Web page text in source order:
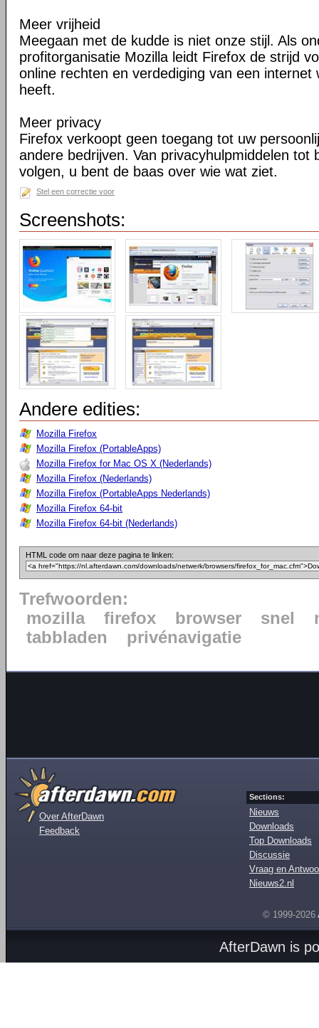
Meer vrijheid
Meegaan met de kudde is niet onze stijl. Als
profitorganisatie Mozilla leidt Firefox de strijd
online rechten en verdediging van een internet
heeft.
Meer privacy
Firefox verkoopt geen toegang tot uw
andere bedrijven. Van privacyhulpmiddelen tot
volgen, u bent de baas over wie wat ziet.
Stel een correctie voor
Screenshots:
Andere edities:
Mozilla Firefox
Mozilla Firefox (PortableApps)
Mozilla Firefox for Mac OS X (Nederlands)
Mozilla Firefox (Nederlands)
Mozilla Firefox (PortableApps Nederlands)
Mozilla Firefox 64-bit
Mozilla Firefox 64-bit (Nederlands)
HTML code om naar deze pagina te linken:
Trefwoorden:
mozilla
firefox browser snel
tabbladen
privénavigatie
Over AfterDawn
Feedback
Sections:
Nieuws
Downloads
Top Downloads
Discussie
Vraag en
Nieuws2.nl
© 1999-2026
AfterDawn is